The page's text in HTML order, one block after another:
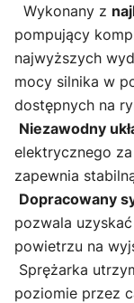
Wykonany z
pompujący
najwyższych
mocy silnika w
dostępnych na
Niezawodny
elektrycznego
zapewnia
Dopracowany
pozwala
powietrzu na
Sprężarka
poziomie przez